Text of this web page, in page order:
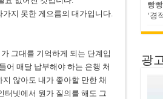
지 못한 게으름의 대가입니다.
그대를 기억하게 되는 단계입
어 매달 납부해야 하는 은행 처
않아도 내가 좋아할 만한 채
터넷에서 뭔가 질의를 해도 그
빵
‘경
광